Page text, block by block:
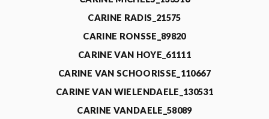
CARINE RADIS_21575
CARINE RONSSE_89820
CARINE VAN HOYE_61111
CARINE VAN SCHOORISSE_110667
CARINE VAN WIELENDAELE_130531
CARINE VANDAELE_58089